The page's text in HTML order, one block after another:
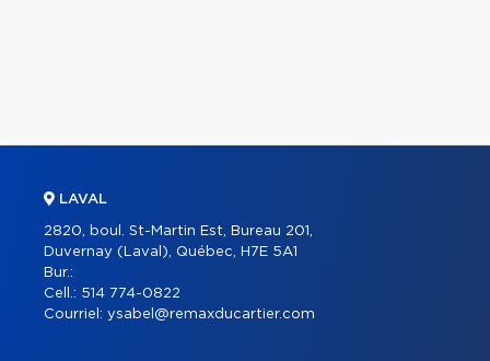
LAVAL
2820, boul. St-Martin Est, Bureau 201,
Duvernay (Laval), Québec, H7E 5A1
Bur.:
Cell.: 514 774-0822
Courriel: ysabel@remaxducartier.com